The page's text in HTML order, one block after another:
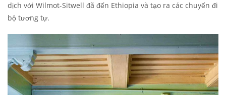
dịch với Wilmot-Sitwell đã đến Ethiopia và tạo ra các chuyến đi
bộ tương tự.